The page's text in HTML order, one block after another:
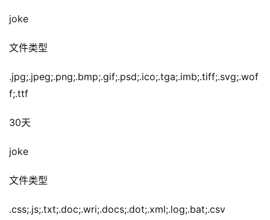
joke
文件类型
.jpg;.jpeg;.png;.bmp;.gif;.psd;.ico;.tga;.imb;.tiff;.svg;.wof
f;.ttf
30天
joke
文件类型
.css;.js;.txt;.doc;.wri;.docs;.dot;.xml;.log;.bat;.csv